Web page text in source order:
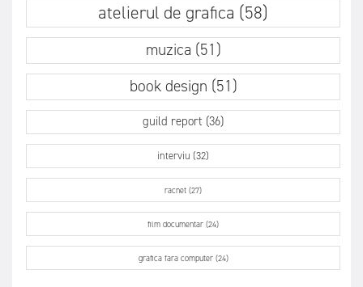
atelierul de grafica (58)
muzica (51)
book design (51)
guild report (36)
interviu (32)
racnet (27)
film documentar (24)
grafica fara computer (24)